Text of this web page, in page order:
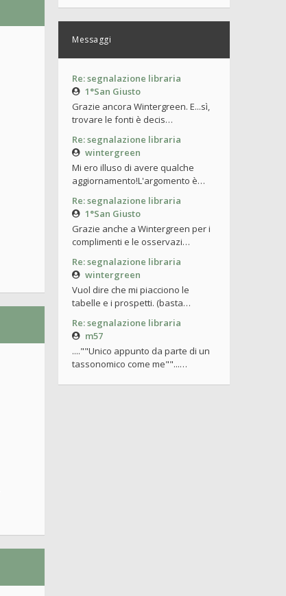
Messaggi
Re: segnalazione libraria
1°San Giusto
Grazie ancora Wintergreen. E...sì,
trovare le fonti è decis…
Re: segnalazione libraria
wintergreen
Mi ero illuso di avere qualche
aggiornamento!L'argomento è…
Re: segnalazione libraria
1°San Giusto
Grazie anche a Wintergreen per i
complimenti e le osservazi…
Re: segnalazione libraria
wintergreen
Vuol dire che mi piacciono le
tabelle e i prospetti. (basta…
Re: segnalazione libraria
m57
....""Unico appunto da parte di un
tassonomico come me""...…